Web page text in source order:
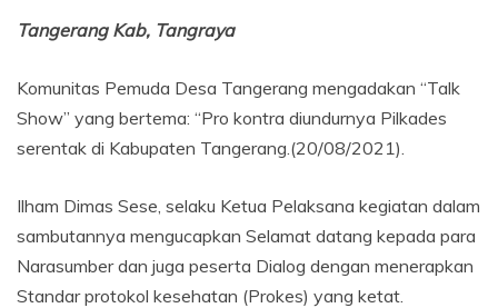
Tangerang Kab, Tangraya
Komunitas Pemuda Desa Tangerang mengadakan “Talk
Show” yang bertema: “Pro kontra diundurnya Pilkades
serentak di Kabupaten Tangerang.(20/08/2021).
Ilham Dimas Sese, selaku Ketua Pelaksana kegiatan dalam
sambutannya mengucapkan Selamat datang kepada para
Narasumber dan juga peserta Dialog dengan menerapkan
Standar protokol kesehatan (Prokes) yang ketat.